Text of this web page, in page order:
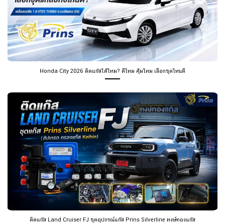
Honda City 2026 ติดแก๊สได้ไหม? ดีไหม คุ้มไหม เลือกชุดไหนดี
ติดแก๊ส Land Cruiser FJ ชุดอุปกรณ์แก๊ส Prins Silverline หงษ์ทองแก๊ส